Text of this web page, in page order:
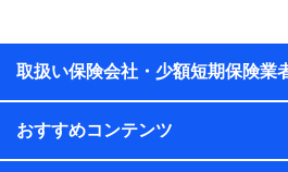
れらに付帯、関連する当社、株式会
会社のサービスを案内、提供するた
析して、お客さまの趣味・嗜好・傾
取扱い保険会社・少額短期保険業
おすすめコンテンツ